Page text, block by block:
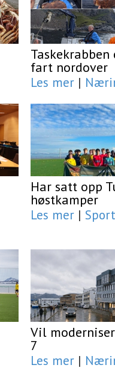
fart nordover
Les mer |
Har satt opp
høstkamper
Les mer | Sport
Vil
7
Les mer |